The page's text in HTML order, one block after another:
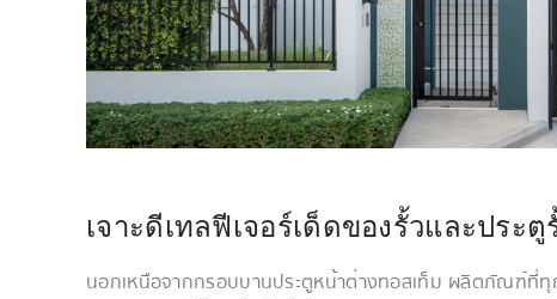
เจาะดีเทลฟีเจอร์เด็ดของรั้วและประ
นอกเหนือจากกรอบบานประตูหน้าต่างทอสเท็ม ผลิตภัณฑ์ที่